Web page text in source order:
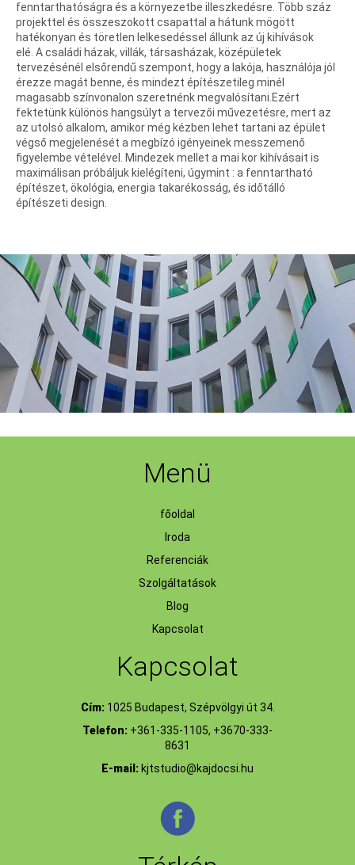
fenntarthatóságra és a környezetbe illeszkedésre. Több száz
projekttel és összeszokott csapattal a hátunk mögött
hatékonyan és töretlen lelkesedéssel állunk az új kihívások
elé. A családi házak, villák, társasházak, középületek
tervezésénél elsőrendű szempont, hogy a lakója, használója jól
érezze magát benne, és mindezt építészetileg minél
magasabb színvonalon szeretnénk megvalósítani.Ezért
fektetünk különös hangsúlyt a tervezői művezetésre, mert az
az utolsó alkalom, amikor még kézben lehet tartani az épület
végső megjelenését a megbízó igényeinek messzemenő
figyelembe vételével. Mindezek mellet a mai kor kihívásait is
maximálisan próbáljuk kielégíteni, úgymint : a fenntartható
építészet, ökológia, energia takarékosság, és időtálló
építészeti design.
Menü
főoldal
Iroda
Referenciák
Szolgáltatások
Blog
Kapcsolat
Kapcsolat
Cím:1025 Budapest, Szépvölgyi út 34.
Telefon: +361-335-1105, +3670-333-
8631
E-mail: kjtstudio@kajdocsi.hu